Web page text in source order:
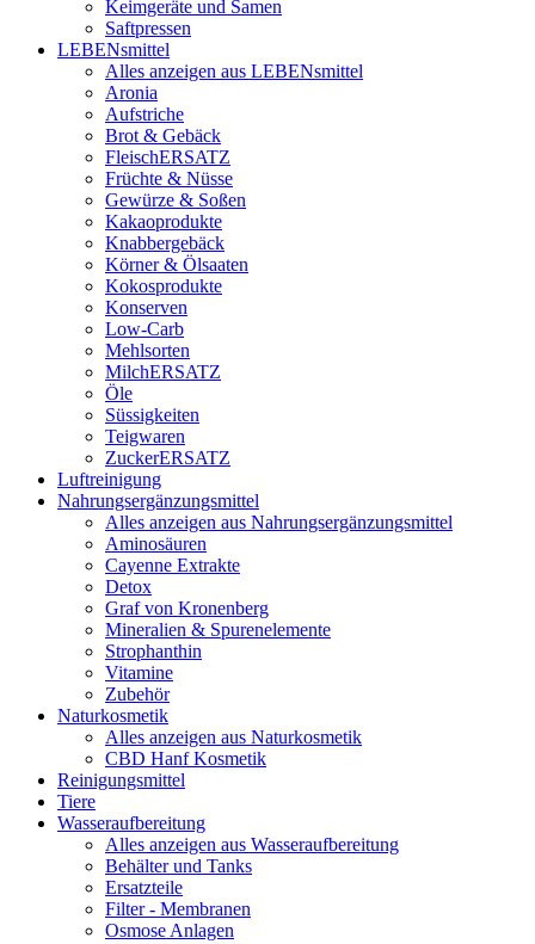
Keimgeräte und Samen
Saftpressen
LEBENsmittel
Alles anzeigen aus LEBENsmittel
Aronia
Aufstriche
Brot & Gebäck
FleischERSATZ
Früchte & Nüsse
Gewürze & Soßen
Kakaoprodukte
Knabbergebäck
Körner & Ölsaaten
Kokosprodukte
Konserven
Low-Carb
Mehlsorten
MilchERSATZ
Öle
Süssigkeiten
Teigwaren
ZuckerERSATZ
Luftreinigung
Nahrungsergänzungsmittel
Alles anzeigen aus Nahrungsergänzungsmittel
Aminosäuren
Cayenne Extrakte
Detox
Graf von Kronenberg
Mineralien & Spurenelemente
Strophanthin
Vitamine
Zubehör
Naturkosmetik
Alles anzeigen aus Naturkosmetik
CBD Hanf Kosmetik
Reinigungsmittel
Tiere
Wasseraufbereitung
Alles anzeigen aus Wasseraufbereitung
Behälter und Tanks
Ersatzteile
Filter - Membranen
Osmose Anlagen